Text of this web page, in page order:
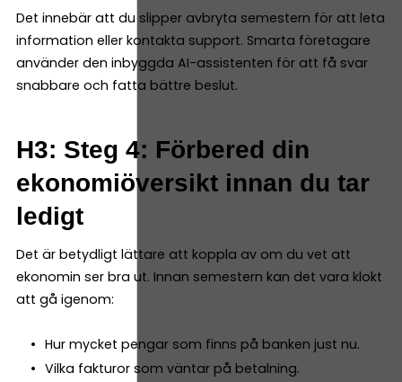
Det innebär att du slipper avbryta semestern för att leta
information eller kontakta support. Smarta företagare
använder den inbyggda AI-assistenten för att få svar
snabbare och fatta bättre beslut.
H3: Steg 4: Förbered din
ekonomiöversikt innan du tar
ledigt
Det är betydligt lättare att koppla av om du vet att
ekonomin ser bra ut. Innan semestern kan det vara klokt
att gå igenom:
Hur mycket pengar som finns på banken just nu.
Vilka fakturor som väntar på betalning.